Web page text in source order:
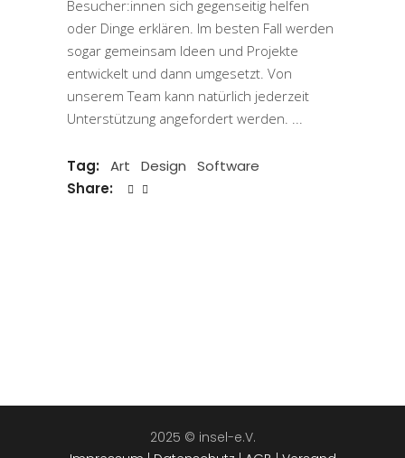
Besucher:innen sich gegenseitig helfen
oder Dinge erklären. Im besten Fall werden
sogar gemeinsam Ideen und Projekte
entwickelt und dann umgesetzt. Von
unserem Team kann natürlich jederzeit
Unterstützung angefordert werden.
Tag: Art Design
Software
Share:
2025 © insel-e.V.